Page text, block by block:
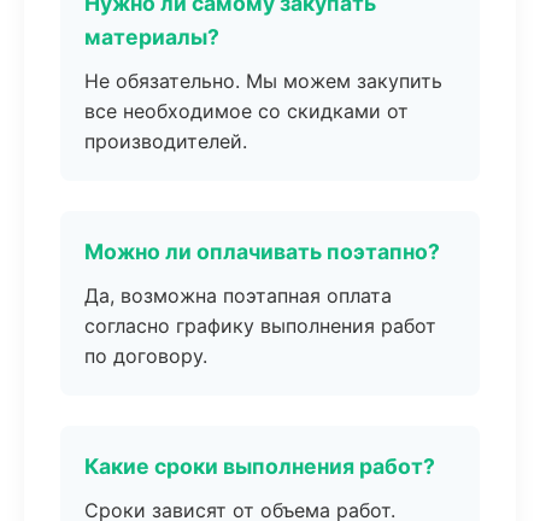
материалы?
Не обязательно. Мы можем закупить
все необходимое со скидками от
производителей.
Можно ли оплачивать поэтапно?
Да, возможна поэтапная оплата
согласно графику выполнения работ
по договору.
Какие сроки выполнения работ?
Сроки зависят от объема работ.